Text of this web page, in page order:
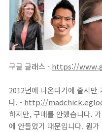
구글 글래스 - https://
2012년에 나온다기에 출시만
다. - http://
하지만, 구매를 안했습니다.
에 안들었기 때문입니다. 뭔